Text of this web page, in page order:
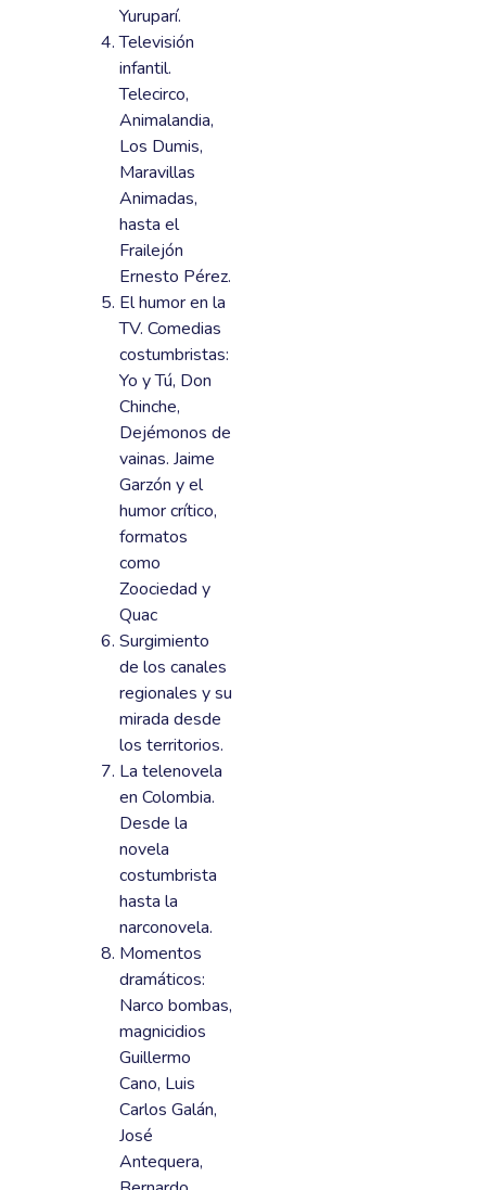
Yuruparí.
Televisión
infantil.
Telecirco,
Animalandia,
Los Dumis,
Maravillas
Animadas,
hasta el
Frailejón
Ernesto Pérez.
El humor en la
TV. Comedias
costumbristas:
Yo y Tú, Don
Chinche,
Dejémonos de
vainas. Jaime
Garzón y el
humor crítico,
formatos
como
Zoociedad y
Quac
Surgimiento
de los canales
regionales y su
mirada desde
los territorios.
La telenovela
en Colombia.
Desde la
novela
costumbrista
hasta la
narconovela.
Momentos
dramáticos:
Narco bombas,
magnicidios
Guillermo
Cano, Luis
Carlos Galán,
José
Antequera,